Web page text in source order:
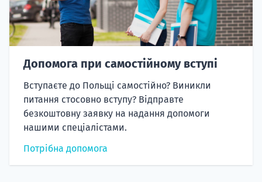
Допомога при самостійному вступі
Вступаєте до Польщі самостійно? Виникли
питання стосовно вступу? Відправте
безкоштовну заявку на надання допомоги
нашими спеціалістами.
Потрібна допомога